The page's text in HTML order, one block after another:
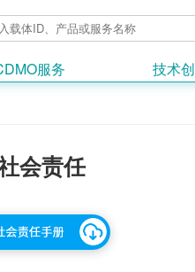
服务 技术
会责任